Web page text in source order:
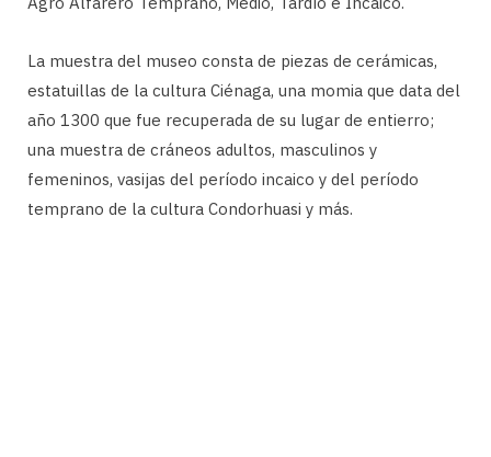
La muestra del museo consta de piezas de cerámicas,
estatuillas de la cultura Ciénaga, una momia que data del
año 1300 que fue recuperada de su lugar de entierro;
una muestra de cráneos adultos, masculinos y
femeninos, vasijas del período incaico y del período
temprano de la cultura Condorhuasi y más.